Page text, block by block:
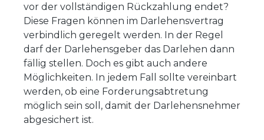
vor der vollständigen Rückzahlung endet?
Diese Fragen können im Darlehensvertrag
verbindlich geregelt werden. In der Regel
darf der Darlehensgeber das Darlehen dann
fällig stellen. Doch es gibt auch andere
Möglichkeiten. In jedem Fall sollte vereinbart
werden, ob eine Forderungsabtretung
möglich sein soll, damit der Darlehensnehmer
abgesichert ist.